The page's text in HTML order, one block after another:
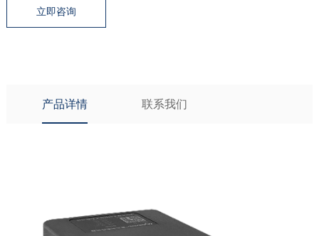
立即咨询
产品详情 联系我们